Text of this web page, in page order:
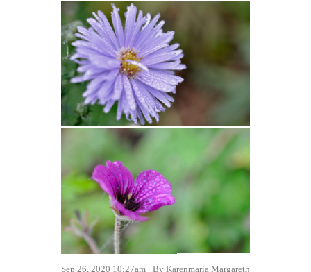
Sep 26, 2020 10:27am
By Karenmaria Margareth